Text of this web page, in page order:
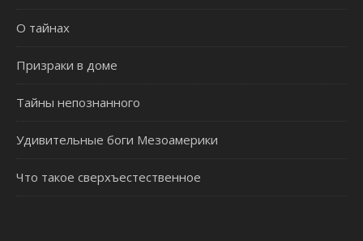
О тайнах
Призраки в доме
Тайны непознанного
Удивительные боги Мезоамерики
Что такое сверхъестественное